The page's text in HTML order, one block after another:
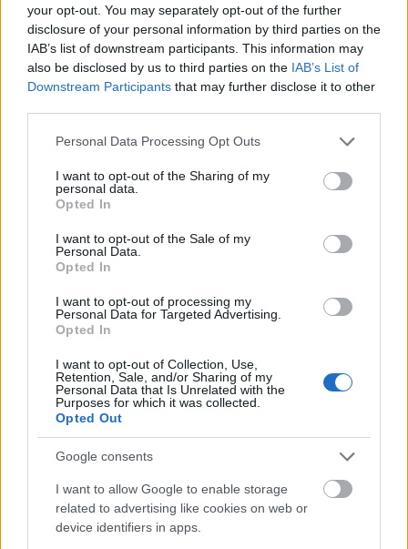
your opt-out. You may separately opt-out of the further
disclosure of your personal information by third parties on the
IAB’s list of downstream participants. This information may
also be disclosed by us to third parties on the IAB’s List of
Downstream Participants that may further disclose it to other
Please note that this website/app uses one or more Google
not limited to your visit or usage behaviour. You may click to
grant or deny consent to Google and its third-party tags to
use your data for below specified purposes in below Google
consent section.
Personal Data Processing Opt Outs
I want to opt-out of the Sharing of my
personal data.
Opted In
I want to opt-out of the Sale of my
Personal Data.
Opted In
I want to opt-out of processing my
Personal Data for Targeted Advertising.
Opted In
I want to opt-out of Collection, Use,
Retention, Sale, and/or Sharing of my
Personal Data that Is Unrelated with the
Purposes for which it was collected.
Opted Out
Google consents
I want to allow Google to enable storage
related to advertising like cookies on web or
device identifiers in apps.
FRISS HÍREK
Zavartalan nyári időnk lesz 29-35 fokkal,
Szépségipar és orvosi turizmus: milyen erős
Budapest a plasztikai sebészet térképén?
ELEMZÉSEK 2 órája
Azonosítatlan drón robbant fel a Transz-
Balkán gázvezeték közelében Bulgáriában